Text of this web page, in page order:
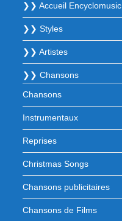
❯❯ Accueil Encyclomusic
❯❯ Styles
❯❯ Artistes
❯❯ Chansons
Chansons
Instrumentaux
Reprises
Christmas Songs
Chansons publicitaires
Chansons de Films